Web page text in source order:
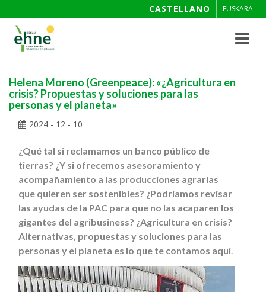
CASTELLANO EUSKARA
Toggle
Helena Moreno (Greenpeace): «¿Agricultura en
crisis? Propuestas y soluciones para las
personas y el planeta»
2024 - 12 - 10
¿Qué tal si reclamamos un banco público de
tierras? ¿Y si ofrecemos asesoramiento y
acompañamiento a las producciones agrarias
que quieren ser sostenibles? ¿Podríamos revisar
las ayudas de la PAC para que no las acaparen los
gigantes del agribusiness? ¿Agricultura en crisis?
Alternativas, propuestas y soluciones para las
personas y el planeta es lo que te contamos aquí.